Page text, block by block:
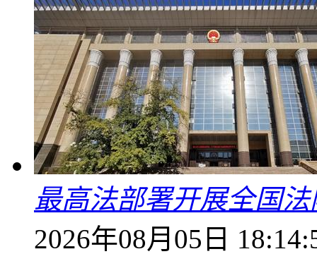
最高法部署开展全国
2026年08月05日